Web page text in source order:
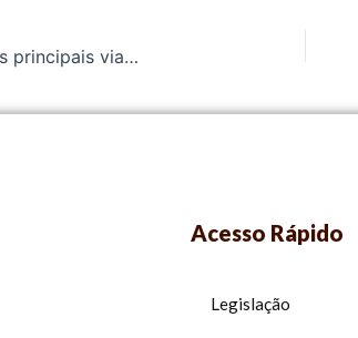
Prefeitura de União faz reforço na sinalização das principais vias da cidade e amplia a acessibilidade
Acesso Rápido
Legislação